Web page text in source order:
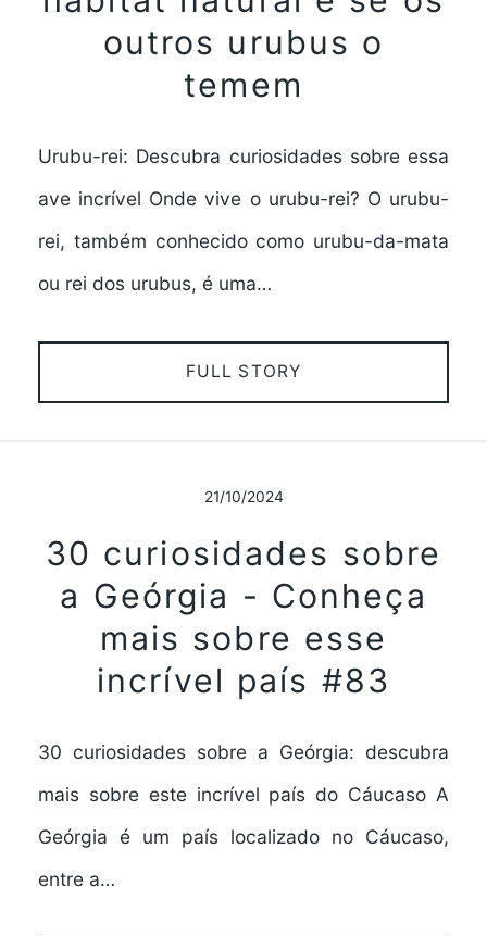
outros urubus o
temem
Urubu-rei: Descubra curiosidades sobre essa
ave incrível Onde vive o urubu-rei? O urubu-
rei, também conhecido como urubu-da-mata
ou rei dos urubus, é uma…
FULL STORY
21/10/2024
30 curiosidades sobre
a Geórgia - Conheça
mais sobre esse
incrível país #83
30 curiosidades sobre a Geórgia: descubra
mais sobre este incrível país do Cáucaso A
Geórgia é um país localizado no Cáucaso,
entre a…